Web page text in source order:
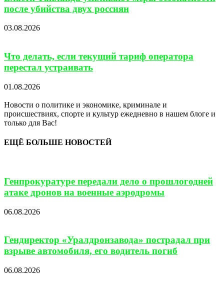
после убийства двух россиян
03.08.2026
Что делать, если текущий тариф оператора
перестал устраивать
01.08.2026
Новости о политике и экономике, криминале и
происшествиях, спорте и культур ежедневно в нашем блоге и
только для Вас!
ЕЩЁ БОЛЬШЕ НОВОСТЕЙ
Генпрокуратуре передали дело о прошлогодней
атаке дронов на военные аэродромы
06.08.2026
Гендиректор «Уралдронзавода» пострадал при
взрыве автомобиля, его водитель погиб
06.08.2026